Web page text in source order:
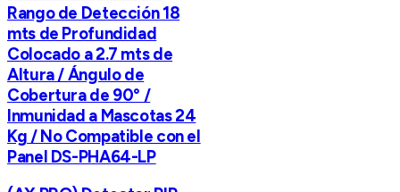
Rango de Detección 18
mts de Profundidad
Colocado a 2.7 mts de
Altura / Ángulo de
Cobertura de 90° /
Inmunidad a Mascotas 24
Kg / No Compatible con el
Panel DS-PHA64-LP